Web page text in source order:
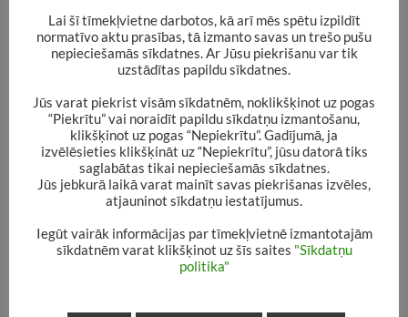
Jau pavisam drīz, 30. oktobrī, Alūksnē viesosies
rakstnieks ARNO JUNDZE.
Šī būs Alūksnes novada bibliotēkas projektu
“Rakstnieks + grāmata +lasītājs = lasītprieks -6”
Lai šī tīmekļvietne darbotos, kā arī mēs spētu izpildīt
normatīvo aktu prasības, tā izmanto savas un trešo pušu
nepieciešamās sīkdatnes. Ar Jūsu piekrišanu var tik
uzstādītas papildu sīkdatnes.
Jūs varat piekrist visām sīkdatnēm, noklikšķinot uz pogas
“Piekrītu” vai noraidīt papildu sīkdatņu izmantošanu,
klikšķinot uz pogas “Nepiekrītu”. Gadījumā, ja
izvēlēsieties klikšķināt uz “Nepiekrītu”, jūsu datorā tiks
saglabātas tikai nepieciešamās sīkdatnes.
Jūs jebkurā laikā varat mainīt savas piekrišanas izvēles,
atjauninot sīkdatņu iestatījumus.
Iegūt vairāk informācijas par tīmekļvietnē izmantotajām
sīkdatnēm varat klikšķinot uz šīs saites "Sīkdatņu
politika"